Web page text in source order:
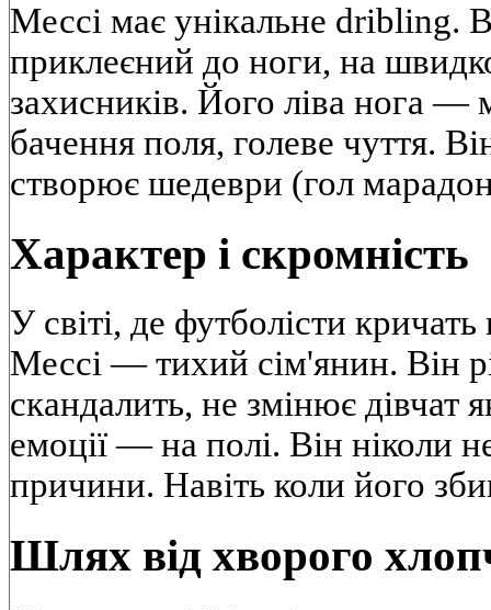
Мессі має унікальне dribling.
приклеєний до ноги, на
захисників. Його ліва нога —
бачення поля, голеве чуття.
створює шедеври (гол
Характер і скромність
У світі, де футболісти
Мессі — тихий сім'янин. Він
скандалить, не змінює дівчат
емоції — на полі. Він ніколи
причини. Навіть коли його
Шлях від хворого